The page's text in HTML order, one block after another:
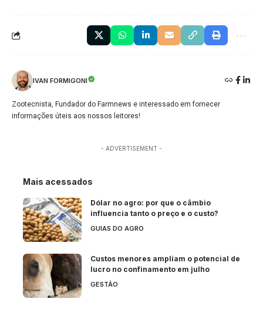
IVAN FORMIGONI
Zootecnista, Fundador do Farmnews e interessado em fornecer
informações úteis aos nossos leitores!
- ADVERTISEMENT -
Mais acessados
Dólar no agro: por que o câmbio
influencia tanto o preço e o custo?
GUIAS DO AGRO
Custos menores ampliam o potencial de
lucro no confinamento em julho
GESTÃO